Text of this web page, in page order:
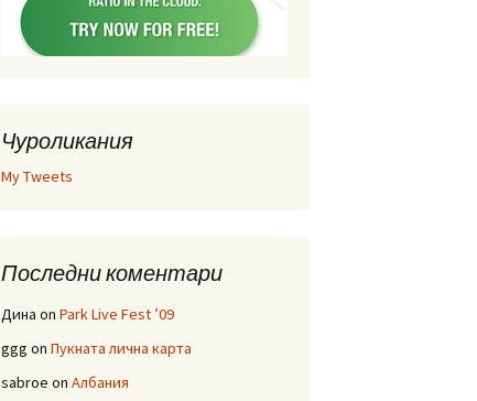
Чуроликания
My Tweets
Последни коментари
Дина on Park Live Fest ’09
ggg on Пукната лична карта
sabroe on Албания